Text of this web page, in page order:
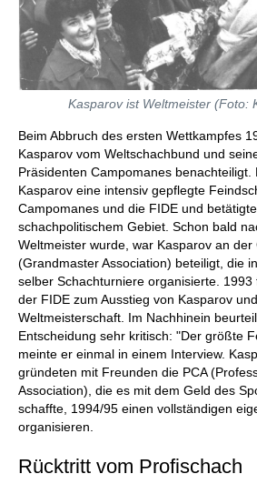
Kasparov ist Weltmeister (Foto:
Beim Abbruch des ersten Wettkampfes
Kasparov vom Weltschachbund und
Präsidenten Campomanes benachteiligt.
Kasparov eine intensiv gepflegte
Campomanes und die FIDE und
schachpolitischem Gebiet. Schon bald
Weltmeister wurde, war Kasparov an der
(Grandmaster Association) beteiligt, die
selber Schachturniere organisierte.
der FIDE zum Ausstieg von Kasparov
Weltmeisterschaft. Im Nachhinein
Entscheidung sehr kritisch: "Der größte
meinte er einmal in einem Interview.
gründeten mit Freunden die PCA
Association), die es mit dem Geld des
schaffte, 1994/95 einen vollständigen
organisieren.
Rücktritt vom Profischach